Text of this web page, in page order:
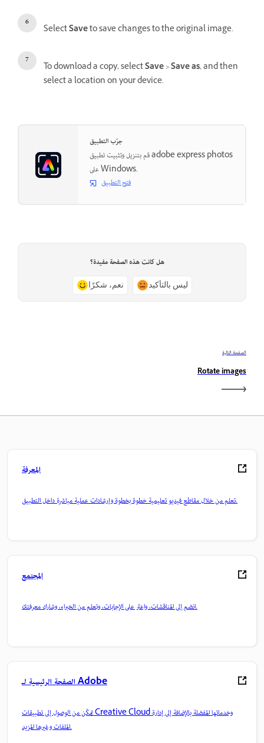
SelectSaveto save changes to the original image.
To download a copy, selectSave>Save as, and then
select a location on your device.
جرّب التطبيق
قم بتنزيل وتثبيت تطبيق adobe express photos
على Windows.
فتح التطبيق
هل كانت هذه الصفحة مفيدة؟
نعم، شكرًا ليس بالتأكيد
الصفحة التالية
Rotate images
المعرفة
تعلم من خلال مقاطع فيديو تعليمية خطوة بخطوة وإرشادات عملية مباشرة داخل التطبيق.
المجتمع
انضم إلى المناقشات، واعثر على الإجابات، وتعلم من الخبراء، وشارك معرفتك.
الصفحة الرئيسية لـ Adobe
تمكّن من الوصول إلى تطبيقات Creative Cloud وخدماتها المفضلة بالإضافة إلى إدارة
الملفات وغيرها المزيد.